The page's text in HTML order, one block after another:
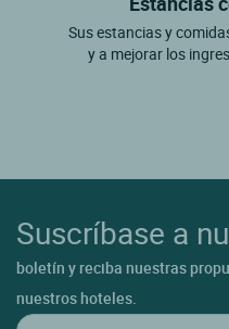
Sus estancias y
y a mejorar los
Suscríbase a
boletín y reciba nuestras
nuestros hoteles.